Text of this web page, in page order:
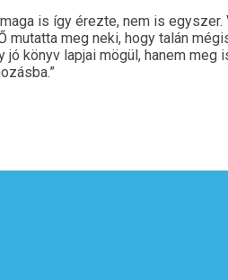
is így érezte, nem is egyszer.
mutatta meg neki, hogy talán
könyv lapjai mögül, hanem meg